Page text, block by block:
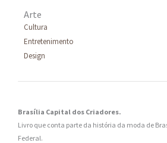
Arte
Cultura
Entretenimento
Design
Brasília Capital dos Criadores.
Livro que conta parte da história da moda de
Federal.